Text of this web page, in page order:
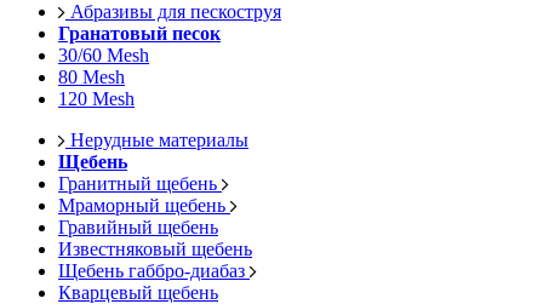
Абразивы для пескоструя
Гранатовый песок
30/60 Mesh
80 Mesh
120 Mesh
Нерудные материалы
Щебень
Гранитный щебень
Мраморный щебень
Гравийный щебень
Известняковый щебень
Щебень габбро-диабаз
Кварцевый щебень